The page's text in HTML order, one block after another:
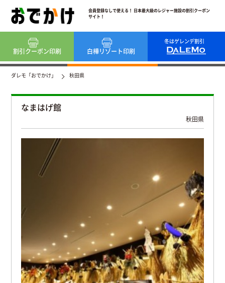
会員登録なしで使える！ 日本最大級のレジャー施設の割引クーポン
サイト！
冬はゲレンデ割引
割引クーポン印刷 白樺リゾート印刷
ダレモ「おでかけ」 秋田県
なまはげ館
秋田県